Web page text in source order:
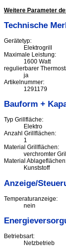
Weitere Parameter
Technische
Gerätetyp:
Elektrogrill
Maximale Leistung:
1600 Watt
regulierbarer
ja
Artikelnummer:
1291179
Bauform +
Typ Grillfläche:
Elektro
Anzahl Grillflächen:
1
Material Grillflächen:
verchromter
Material
Kunststoff
Anzeige/
Temperaturanzeige:
nein
Betriebsart:
Netzbetrieb